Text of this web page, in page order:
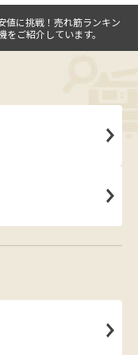
値に挑戦！売れ筋ランキン
ご紹介しています。